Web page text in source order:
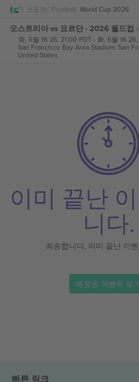
스포츠 Football World Cup 2026로그
오스트리아 vs 요르단 - 2026 월드컵
화, 6월 16 26, 21:00 PDT- 화, 6월 16
San Francisco Bay Area Stadium, San
United States
이미 끝난
니다.
죄송합니다, 이미 끝난 이
예정된 이벤트 보
빠른 링크